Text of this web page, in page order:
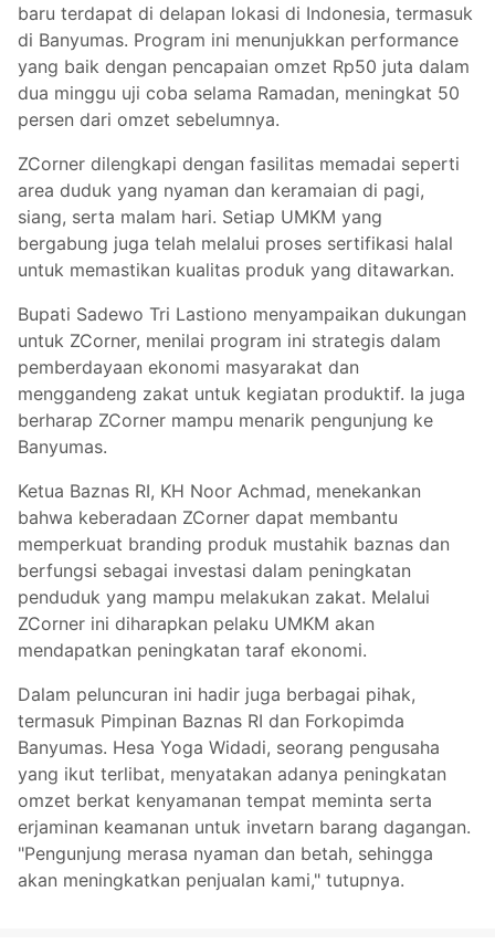
baru terdapat di delapan lokasi di Indonesia, termasuk
di Banyumas. Program ini menunjukkan performance
yang baik dengan pencapaian omzet Rp50 juta dalam
dua minggu uji coba selama Ramadan, meningkat 50
persen dari omzet sebelumnya.
ZCorner dilengkapi dengan fasilitas memadai seperti
area duduk yang nyaman dan keramaian di pagi,
siang, serta malam hari. Setiap UMKM yang
bergabung juga telah melalui proses sertifikasi halal
untuk memastikan kualitas produk yang ditawarkan.
Bupati Sadewo Tri Lastiono menyampaikan dukungan
untuk ZCorner, menilai program ini strategis dalam
pemberdayaan ekonomi masyarakat dan
menggandeng zakat untuk kegiatan produktif. Ia juga
berharap ZCorner mampu menarik pengunjung ke
Banyumas.
Ketua Baznas RI, KH Noor Achmad, menekankan
bahwa keberadaan ZCorner dapat membantu
memperkuat branding produk mustahik baznas dan
berfungsi sebagai investasi dalam peningkatan
penduduk yang mampu melakukan zakat. Melalui
ZCorner ini diharapkan pelaku UMKM akan
mendapatkan peningkatan taraf ekonomi.
Dalam peluncuran ini hadir juga berbagai pihak,
termasuk Pimpinan Baznas RI dan Forkopimda
Banyumas. Hesa Yoga Widadi, seorang pengusaha
yang ikut terlibat, menyatakan adanya peningkatan
omzet berkat kenyamanan tempat meminta serta
erjaminan keamanan untuk invetarn barang dagangan.
"Pengunjung merasa nyaman dan betah, sehingga
akan meningkatkan penjualan kami," tutupnya.